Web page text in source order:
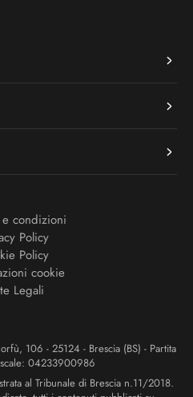
condizioni
Policy
Policy
cookie
Legali
106 - 25124 - Brescia (BS) - Partita
04233900986
al Tribunale di Brescia n.11/2018.